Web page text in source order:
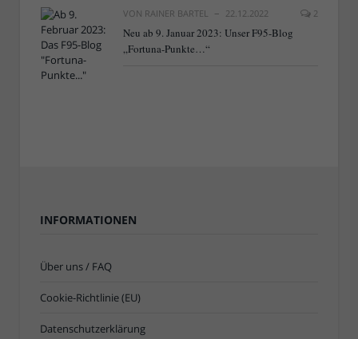
VON RAINER BARTEL 22.12.2022 2
Neu ab 9. Januar 2023: Unser F95-Blog
„Fortuna-Punkte…“
INFORMATIONEN
Über uns / FAQ
Cookie-Richtlinie (EU)
Datenschutzerklärung